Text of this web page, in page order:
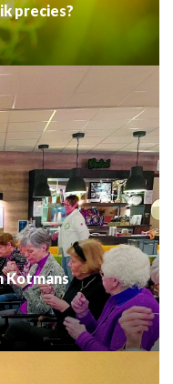
precies?
Kotmans